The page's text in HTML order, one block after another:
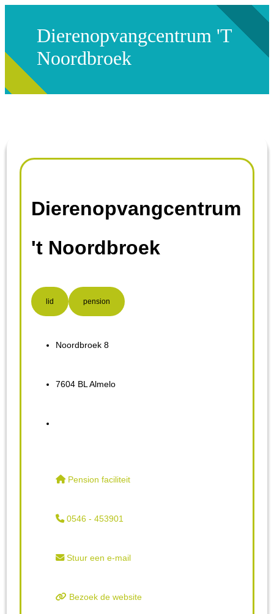
Dierenopvangcentrum 't
Noordbroek
Dierenopvangcentrum
't Noordbroek
lid pension
Noordbroek 8
7604 BL Almelo
Pension faciliteit
0546 - 453901
Stuur een e-mail
Bezoek de website